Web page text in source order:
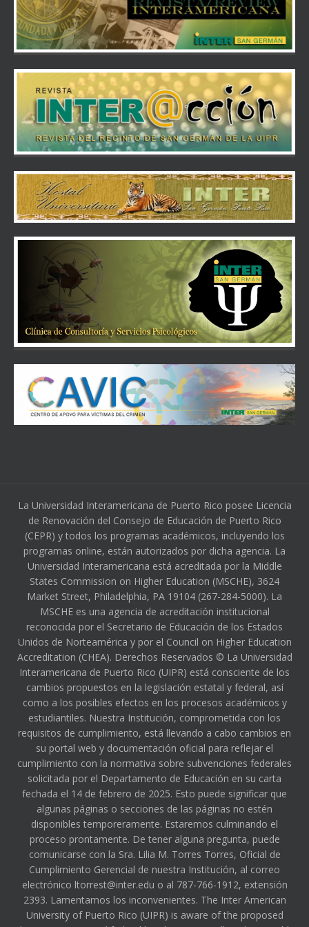
La Universidad Interamericana de Puerto Rico posee Licencia
de Renovación del Consejo de Educación de Puerto Rico
(CEPR) y todos los programas académicos, incluyendo los
programas online, están autorizados por dicha agencia. La
Universidad Interamericana está acreditada por la Middle
States Commission on Higher Education (MSCHE), 3624
Market Street, Philadelphia, PA 19104 (267-284-5000). La
MSCHE es una agencia de acreditación institucional
reconocida por el Secretario de Educación de los Estados
Unidos de Norteamérica y por el Council on Higher Education
Accreditation (CHEA). Derechos Reservados © La Universidad
Interamericana de Puerto Rico (UIPR) está consciente de los
cambios propuestos en la legislación estatal y federal, así
como a los posibles efectos en los procesos académicos y
estudiantiles. Nuestra Institución, comprometida con los
requisitos de cumplimiento, está llevando a cabo cambios en
su portal web y documentación oficial para reflejar el
cumplimiento con la normativa sobre subvenciones federales
solicitada por el Departamento de Educación en su carta
fechada el 14 de febrero de 2025. Esto puede significar que
algunas páginas o secciones de las páginas no estén
disponibles temporeramente. Estaremos culminando el
proceso prontamente. De tener alguna pregunta, puede
comunicarse con la Sra. Lilia M. Torres Torres, Oficial de
Cumplimiento Gerencial de nuestra Institución, al correo
electrónico ltorrest@inter.edu o al 787-766-1912, extensión
2393. Lamentamos los inconvenientes. The Inter American
University of Puerto Rico (UIPR) is aware of the proposed